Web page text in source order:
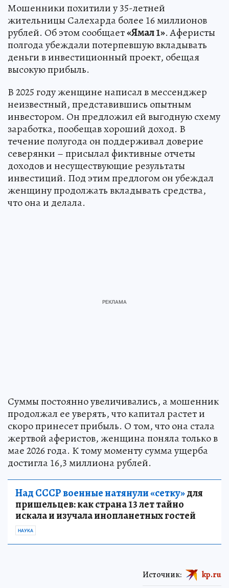
Мошенники похитили у 35-летней
жительницы Салехарда более 16 миллионов
рублей. Об этом сообщает«Ямал 1». Аферисты
полгода убеждали потерпевшую вкладывать
деньги в инвестиционный проект, обещая
высокую прибыль.
В 2025 году женщине написал в мессенджер
неизвестный, представившись опытным
инвестором. Он предложил ей выгодную схему
заработка, пообещав хороший доход. В
течение полугода он поддерживал доверие
северянки – присылал фиктивные отчеты
доходов и несуществующие результаты
инвестиций. Под этим предлогом он убеждал
женщину продолжать вкладывать средства,
что она и делала.
Суммы постоянно увеличивались, а мошенник
продолжал ее уверять, что капитал растет и
скоро принесет прибыль. О том, что она стала
жертвой аферистов, женщина поняла только в
мае 2026 года. К тому моменту сумма ущерба
достигла 16,3 миллиона рублей.
Над СССР военные натянули «сетку»для
пришельцев: как страна 13 лет тайно
искала и изучала инопланетных гостей
НАУКА
Источник: kp.ru